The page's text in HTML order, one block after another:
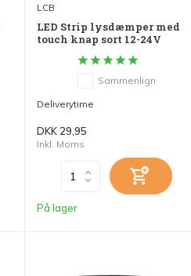
LCB
LED Strip lysdæmper med
touch knap sort 12-24V
Sammenlign
Deliverytime
DKK 29,95
Inkl. Moms
På lager